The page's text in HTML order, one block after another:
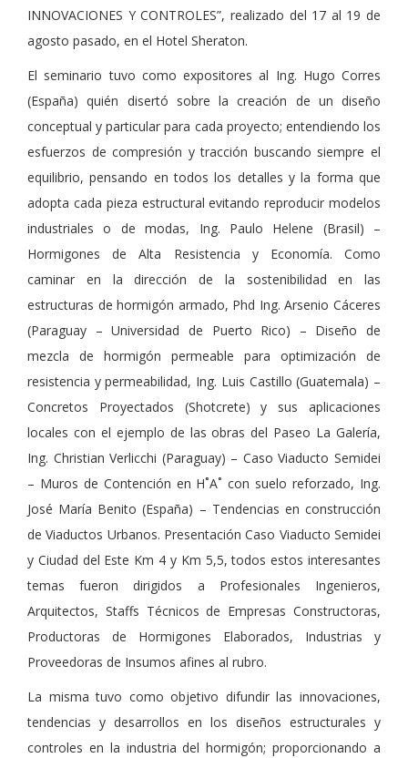
INNOVACIONES Y CONTROLES”, realizado del 17 al 19 de
agosto pasado, en el Hotel Sheraton.
El seminario tuvo como expositores al Ing. Hugo Corres
(España) quién disertó sobre la creación de un diseño
conceptual y particular para cada proyecto; entendiendo los
esfuerzos de compresión y tracción buscando siempre el
equilibrio, pensando en todos los detalles y la forma que
adopta cada pieza estructural evitando reproducir modelos
industriales o de modas, Ing. Paulo Helene (Brasil) –
Hormigones de Alta Resistencia y Economía. Como
caminar en la dirección de la sostenibilidad en las
estructuras de hormigón armado, Phd Ing. Arsenio Cáceres
(Paraguay – Universidad de Puerto Rico) – Diseño de
mezcla de hormigón permeable para optimización de
resistencia y permeabilidad, Ing. Luis Castillo (Guatemala) –
Concretos Proyectados (Shotcrete) y sus aplicaciones
locales con el ejemplo de las obras del Paseo La Galería,
Ing. Christian Verlicchi (Paraguay) – Caso Viaducto Semidei
– Muros de Contención en H˚A˚ con suelo reforzado, Ing.
José María Benito (España) – Tendencias en construcción
de Viaductos Urbanos. Presentación Caso Viaducto Semidei
y Ciudad del Este Km 4 y Km 5,5, todos estos interesantes
temas fueron dirigidos a Profesionales Ingenieros,
Arquitectos, Staffs Técnicos de Empresas Constructoras,
Productoras de Hormigones Elaborados, Industrias y
Proveedoras de Insumos afines al rubro.
La misma tuvo como objetivo difundir las innovaciones,
tendencias y desarrollos en los diseños estructurales y
controles en la industria del hormigón; proporcionando a